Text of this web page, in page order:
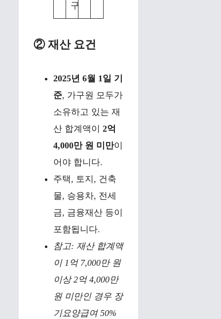
구
② 재산 요건
2025년 6월 1일 기
준, 가구원 모두가
소유하고 있는 재
산 합계액이 2억
4,000만 원 미만이
어야 합니다.
주택, 토지, 건축
물, 승용차, 전세
금, 금융재산 등이
포함됩니다.
참고: 재산 합계액
이 1억 7,000만 원
이상 2억 4,000만
원 미만인 경우 장
기요양급여 50%